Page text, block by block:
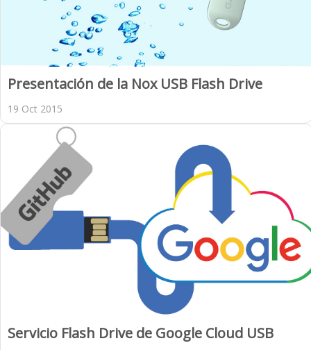
Presentación de la Nox USB Flash Drive
19 Oct 2015
Servicio Flash Drive de Google Cloud USB